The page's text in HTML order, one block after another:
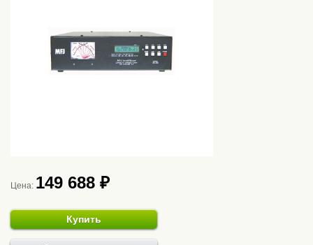
Цена: 149 688 ₽
Купить